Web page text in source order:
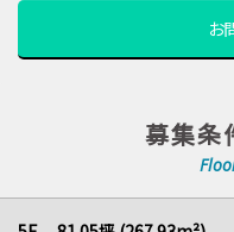
お
募集条